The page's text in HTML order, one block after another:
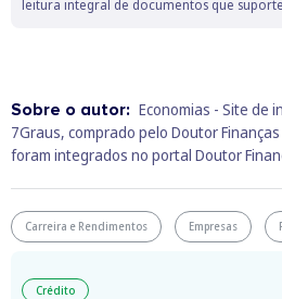
leitura integral de documentos que
Sobre o autor: Economias - Site de
7Graus, comprado pelo Doutor
foram integrados no portal Doutor
Carreira e Rendimentos Empresas
Crédito